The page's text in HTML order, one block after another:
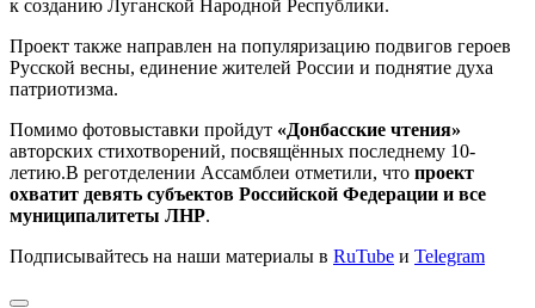
к созданию Луганской Народной Республики.
Проект также направлен на популяризацию подвигов героев
Русской весны, единение жителей России и поднятие духа
патриотизма.
Помимо фотовыставки пройдут «Донбасские чтения»
авторских стихотворений, посвящённых последнему 10-
летию.В реготделении Ассамблеи отметили, что проект
охватит девять субъектов Российской Федерации и все
муниципалитеты ЛНР.
Подписывайтесь на наши материалы в RuTube и Telegram